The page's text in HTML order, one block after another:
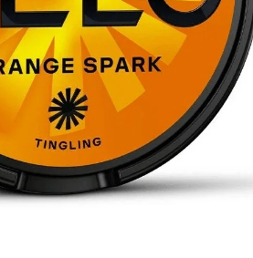
VENIX X2 COLA-X
79 Kč
Původně: 169 Kč